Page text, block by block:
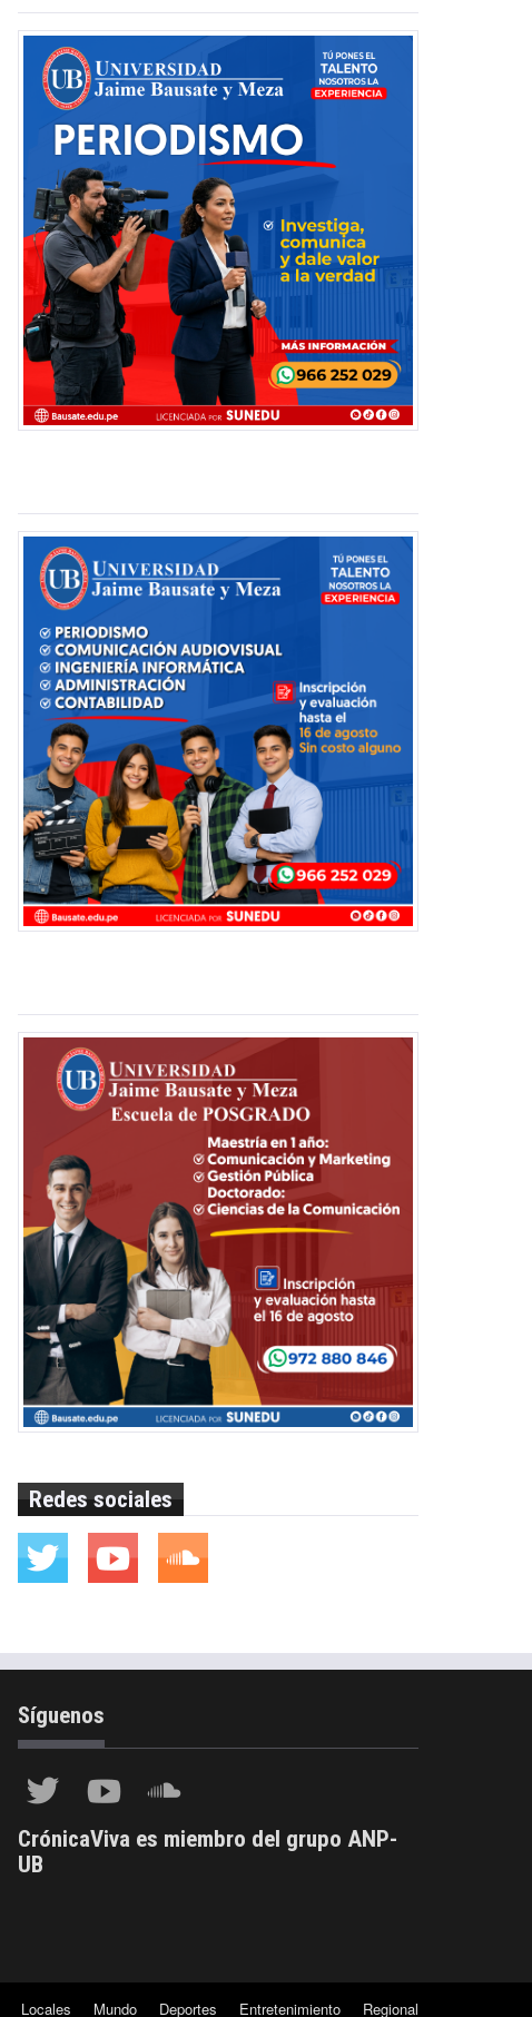
Redes sociales
Síguenos
CrónicaViva es miembro del grupo ANP-
UB
Locales Mundo Deportes Entretenimiento Regional